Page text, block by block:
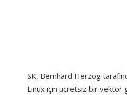
SK, Bernhard Herzog
Linux için ücretsiz bir vektör